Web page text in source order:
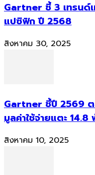
Gartner ชี้ 3 เทรนด์เ
แปซิฟิก ปี 2568
สิงหาคม 30, 2025
Gartner ชี้ปี 2569 ต
มูลค่าใช้จ่ายแตะ
สิงหาคม 10, 2025